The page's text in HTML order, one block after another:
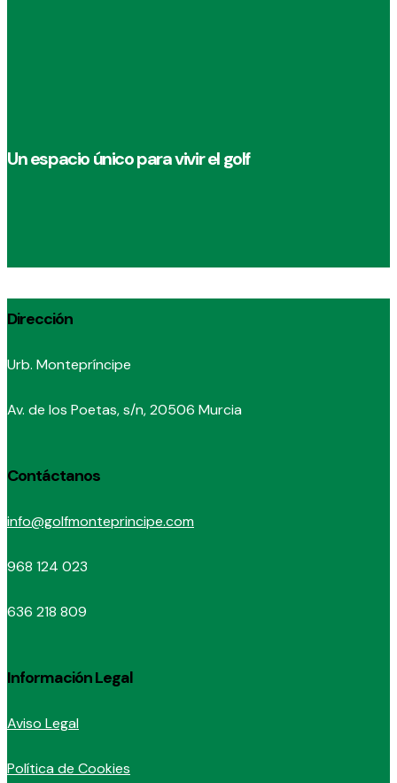
Un espacio único para vivir el golf
Dirección
Urb. Montepríncipe
Av. de los Poetas, s/n, 20506 Murcia
Contáctanos
info@golfmonteprincipe.com
968 124 023
636 218 809
Información Legal
Aviso Legal
Política de Cookies